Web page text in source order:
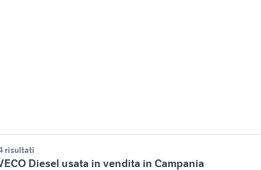
risultati
Diesel usata in vendita in Campania